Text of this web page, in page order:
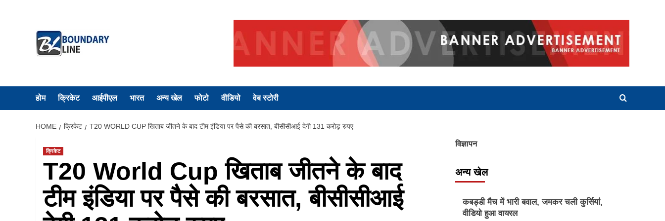
होम क्रिकेट आईपीएल भारत अन्य खेल फोटो वीडियो वेब स्टोरी
HOME क्रिकेट T20 WORLD CUP खिताब जीतने के बाद टीम इंडिया पर पैसे की बरसात, बीसीसीआई देगी 131 करोड़ रुपए
क्रिकेट
T20 World Cup खिताब जीतने के बाद
टीम इंडिया पर पैसे की बरसात, बीसीसीआई
विज्ञापन
अन्य खेल
Other Sports
कबड्डी मैच में भारी बवाल, जमकर चली कुर्सियां,
वीडियो हुआ वायरल